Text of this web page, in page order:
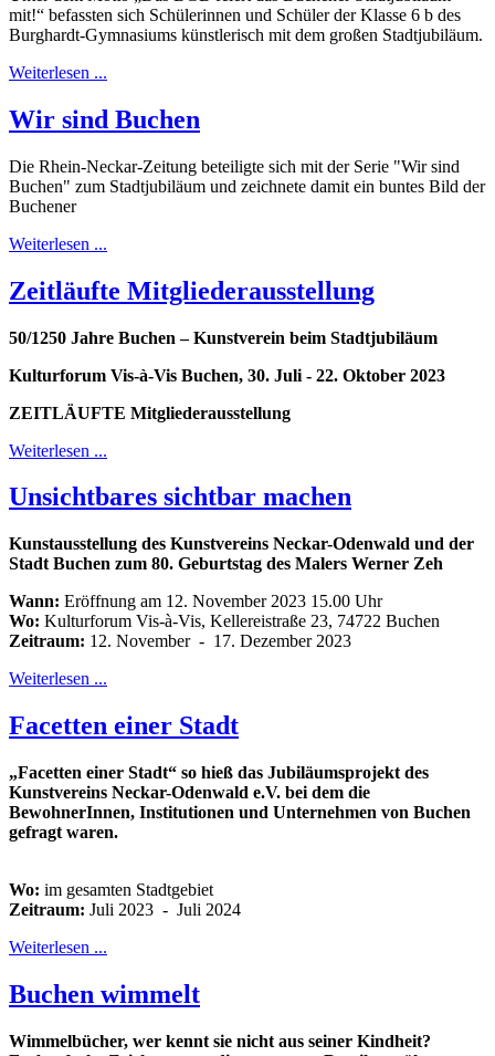
mit!“ befassten sich Schülerinnen und Schüler der Klasse 6 b des
Burghardt-Gymnasiums künstlerisch mit dem großen Stadtjubiläum.
Weiterlesen ...
Wir sind Buchen
Die Rhein-Neckar-Zeitung beteiligte sich mit der Serie "Wir sind
Buchen" zum Stadtjubiläum und zeichnete damit ein buntes Bild der
Buchener
Weiterlesen ...
Zeitläufte Mitgliederausstellung
50/1250 Jahre Buchen – Kunstverein beim Stadtjubiläum
Kulturforum Vis-à-Vis Buchen, 30. Juli - 22. Oktober 2023
ZEITLÄUFTE Mitgliederausstellung
Weiterlesen ...
Unsichtbares sichtbar machen
Kunstausstellung des Kunstvereins Neckar-Odenwald und der
Stadt Buchen zum 80. Geburtstag des Malers Werner Zeh
Wann: Eröffnung am 12. November 2023 15.00 Uhr
Wo: Kulturforum Vis-à-Vis, Kellereistraße 23, 74722 Buchen
Zeitraum: 12. November - 17. Dezember 2023
Weiterlesen ...
Facetten einer Stadt
„Facetten einer Stadt“ so hieß das Jubiläumsprojekt des
Kunstvereins Neckar-Odenwald e.V. bei dem die
BewohnerInnen, Institutionen und Unternehmen von Buchen
gefragt waren.
Wo: im gesamten Stadtgebiet
Zeitraum: Juli 2023 - Juli 2024
Weiterlesen ...
Buchen wimmelt
Wimmelbücher, wer kennt sie nicht aus seiner Kindheit?